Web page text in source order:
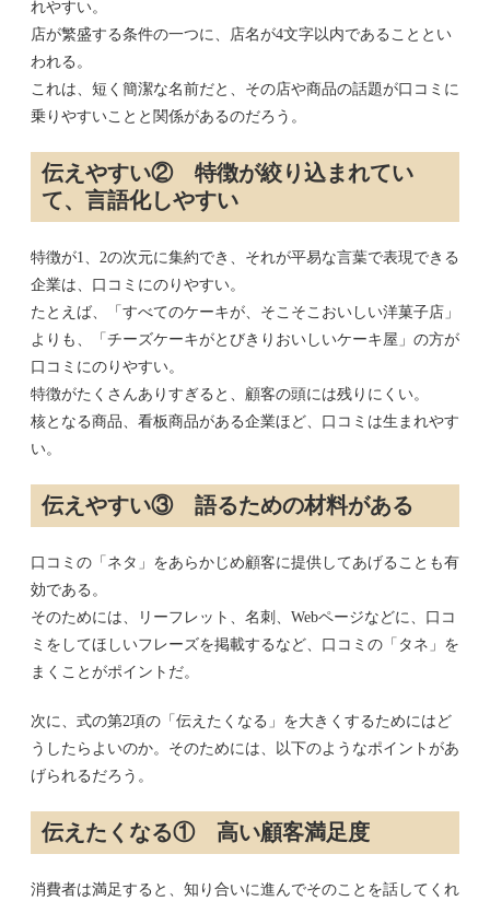
れやすい。
店が繁盛する条件の一つに、店名が4文字以内であることとい
われる。
これは、短く簡潔な名前だと、その店や商品の話題が口コミに
乗りやすいことと関係があるのだろう。
伝えやすい② 特徴が絞り込まれてい
て、言語化しやすい
特徴が1、2の次元に集約でき、それが平易な言葉で表現できる
企業は、口コミにのりやすい。
たとえば、「すべてのケーキが、そこそこおいしい洋菓子店」
よりも、「チーズケーキがとびきりおいしいケーキ屋」の方が
口コミにのりやすい。
特徴がたくさんありすぎると、顧客の頭には残りにくい。
核となる商品、看板商品がある企業ほど、口コミは生まれやす
い。
伝えやすい③ 語るための材料がある
口コミの「ネタ」をあらかじめ顧客に提供してあげることも有
効である。
そのためには、リーフレット、名刺、Webページなどに、口コ
ミをしてほしいフレーズを掲載するなど、口コミの「タネ」を
まくことがポイントだ。
次に、式の第2項の「伝えたくなる」を大きくするためにはど
うしたらよいのか。そのためには、以下のようなポイントがあ
げられるだろう。
伝えたくなる① 高い顧客満足度
消費者は満足すると、知り合いに進んでそのことを話してくれ